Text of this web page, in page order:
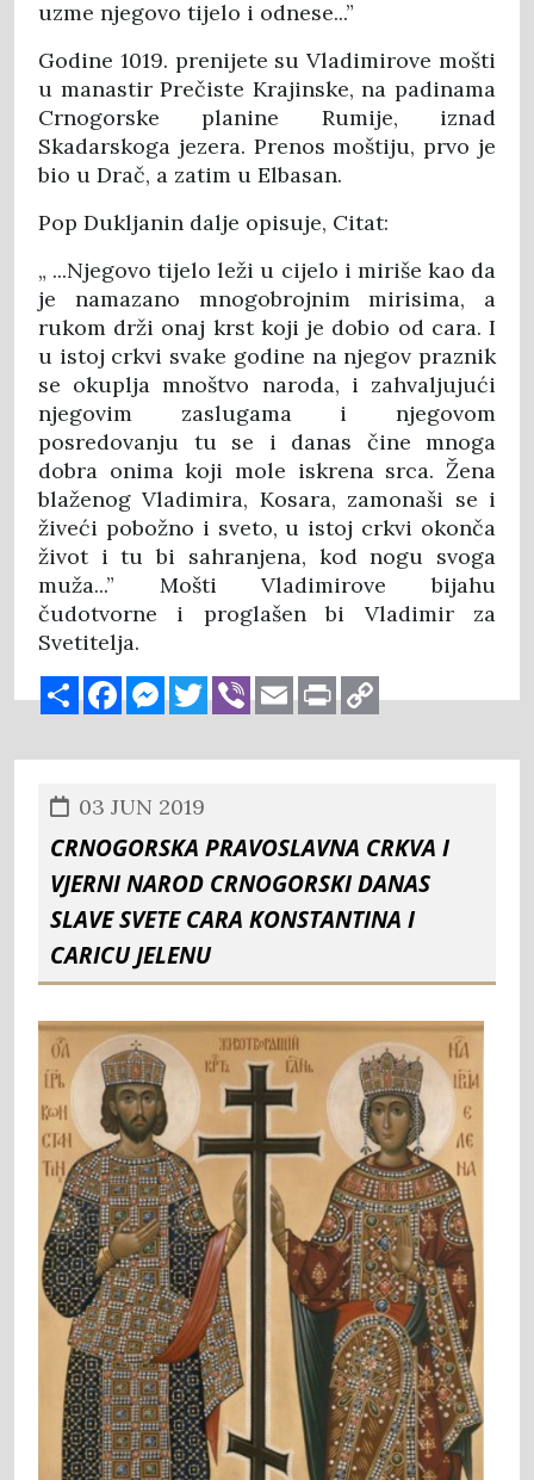
uzme njegovo tijelo i odnese...”
Godine 1019. prenijete su Vladimirove mošti
u manastir Prečiste Krajinske, na padinama
Crnogorske planine Rumije, iznad
Skadarskoga jezera. Prenos moštiju, prvo je
bio u Drač, a zatim u Elbasan.
Pop Dukljanin dalje opisuje, Citat:
„ ...Njegovo tijelo leži u cijelo i miriše kao da
je namazano mnogobrojnim mirisima, a
rukom drži onaj krst koji je dobio od cara. I
u istoj crkvi svake godine na njegov praznik
se okuplja mnoštvo naroda, i zahvaljujući
njegovim zaslugama i njegovom
posredovanju tu se i danas čine mnoga
dobra onima koji mole iskrena srca. Žena
blaženog Vladimira, Kosara, zamonaši se i
živeći pobožno i sveto, u istoj crkvi okonča
život i tu bi sahranjena, kod nogu svoga
muža...” Mošti Vladimirove bijahu
čudotvorne i proglašen bi Vladimir za
Svetitelja.
ShareFacebook
Messenger
Twitter
ViberEmailPrint
Link
03 JUN 2019
CRNOGORSKA PRAVOSLAVNA CRKVA I
VJERNI NAROD CRNOGORSKI DANAS
SLAVE SVETE CARA KONSTANTINA I
CARICU JELENU